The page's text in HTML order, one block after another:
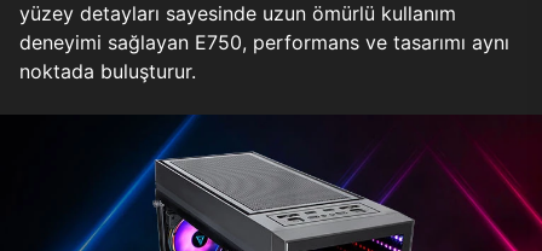
yüzey detayları sayesinde uzun ömürlü kullanım
deneyimi sağlayan E750, performans ve tasarımı aynı
noktada buluşturur.